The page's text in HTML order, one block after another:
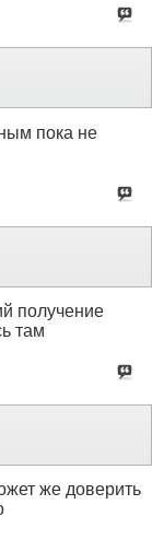
пока не
получение
там
же доверить